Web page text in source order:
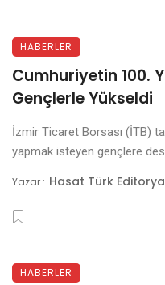
HABERLER
Cumhuriyetin 100.
Gençlerle Yükseldi
İzmir Ticaret Borsası (İTB)
yapmak isteyen gençlere
Yazar : Hasat Türk
HABERLER